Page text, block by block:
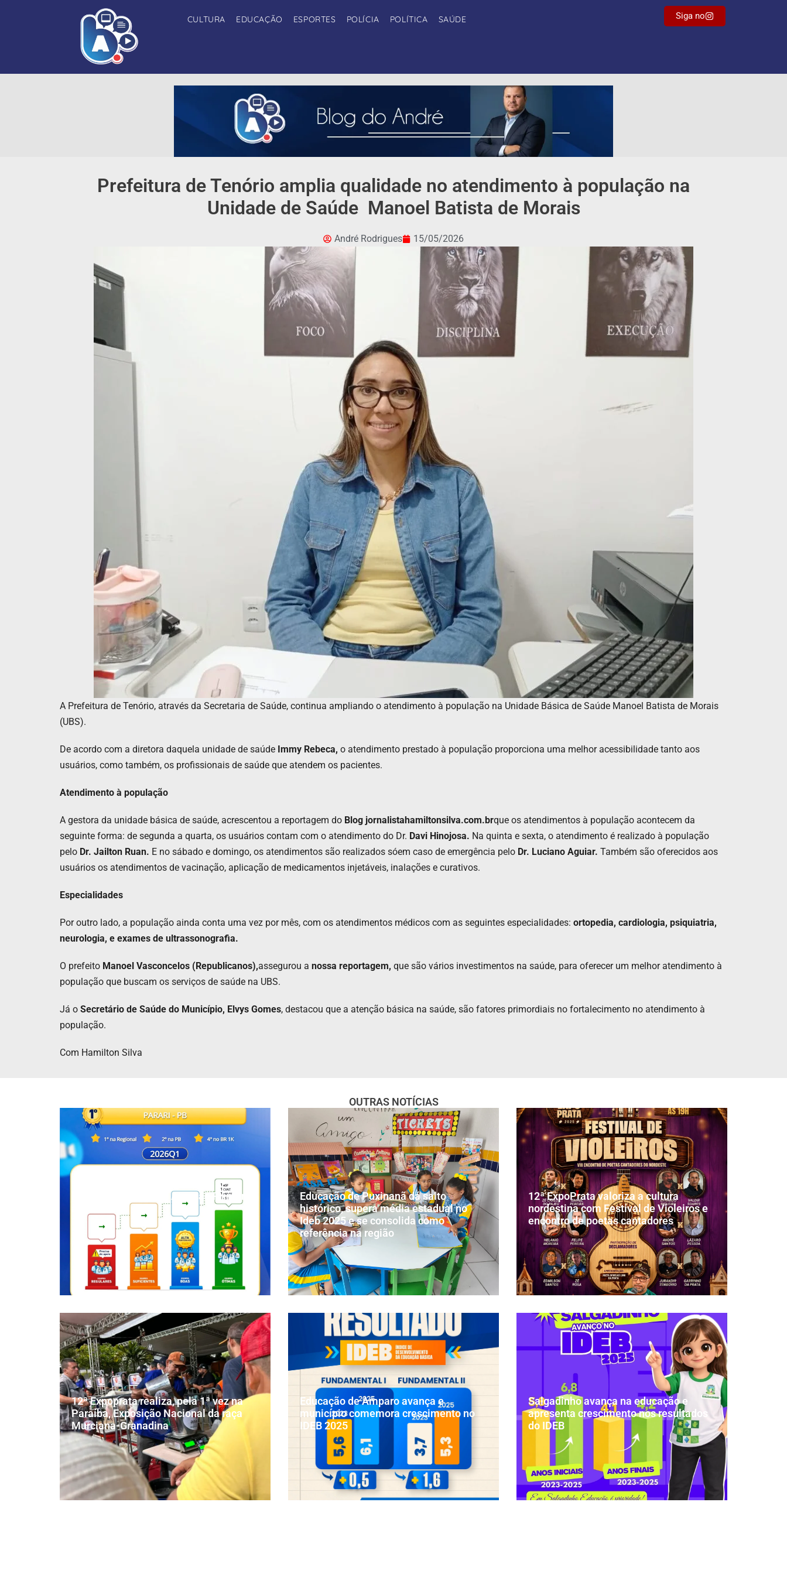
CULTURA EDUCAÇÃO ESPORTES POLÍCIA POLÍTICA SAÚDE Siga no
Prefeitura de Tenório amplia qualidade no atendimento à população na
Unidade de Saúde Manoel Batista de Morais
André Rodrigues 15/05/2026
A Prefeitura de Tenório, através da Secretaria de Saúde, continua ampliando o atendimento à população na Unidade Básica de Saúde Manoel Batista de Morais
(UBS).
De acordo com a diretora daquela unidade de saúde Immy Rebeca, o atendimento prestado à população proporciona uma melhor acessibilidade tanto aos
usuários, como também, os profissionais de saúde que atendem os pacientes.
Atendimento à população
A gestora da unidade básica de saúde, acrescentou a reportagem do Blog jornalistahamiltonsilva.com.brque os atendimentos à população acontecem da
seguinte forma: de segunda a quarta, os usuários contam com o atendimento do Dr. Davi Hinojosa. Na quinta e sexta, o atendimento é realizado à população
pelo Dr. Jailton Ruan. E no sábado e domingo, os atendimentos são realizados sóem caso de emergência pelo Dr. Luciano Aguiar. Também são oferecidos aos
usuários os atendimentos de vacinação, aplicação de medicamentos injetáveis, inalações e curativos.
Especialidades
Por outro lado, a população ainda conta uma vez por mês, com os atendimentos médicos com as seguintes especialidades: ortopedia, cardiologia, psiquiatria,
neurologia, e exames de ultrassonografia.
O prefeito Manoel Vasconcelos (Republicanos),assegurou a nossa reportagem, que são vários investimentos na saúde, para oferecer um melhor atendimento à
população que buscam os serviços de saúde na UBS.
Já o Secretário de Saúde do Município, Elvys Gomes, destacou que a atenção básica na saúde, são fatores primordiais no fortalecimento no atendimento à
população.
Com Hamilton Silva
OUTRAS NOTÍCIAS
Parari é destaque na Atenção Primária
Educação de Puxinanã dá salto
histórico, supera média estadual no
Ideb 2025 e se consolida como
referência na região
12ª ExpoPrata valoriza a cultura
nordestina com Festival de Violeiros e
encontro de poetas cantadores
12ª Expoprata realiza, pela 1ª vez na
Paraíba, Exposição Nacional da raça
Murciana-Granadina
Educação de Amparo avança e
município comemora crescimento no
IDEB 2025
Salgadinho avança na educação e
apresenta crescimento nos resultados
do IDEB